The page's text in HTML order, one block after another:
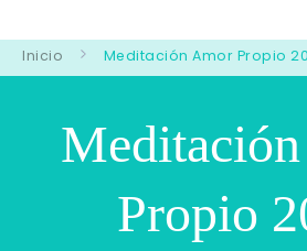
Inicio Meditación Amor Propio
Propio